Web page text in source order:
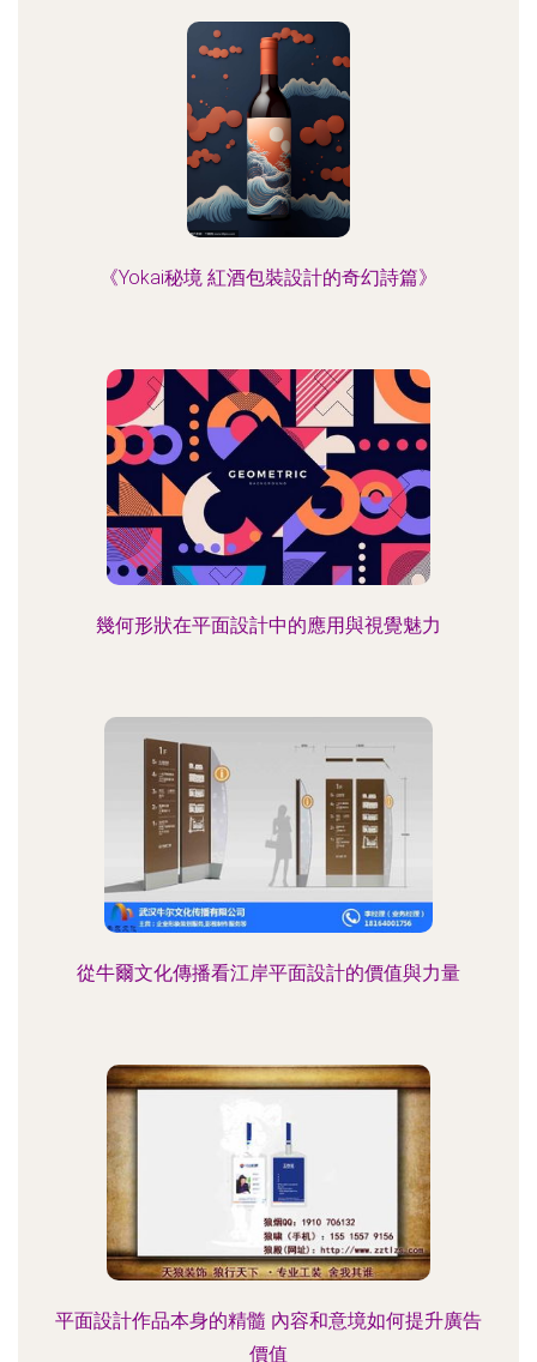
《Yokai秘境 紅酒包裝設計的奇幻詩篇》
幾何形狀在平面設計中的應用與視覺魅力
從牛爾文化傳播看江岸平面設計的價值與力量
平面設計作品本身的精髓 內容和意境如何提升廣告
價值